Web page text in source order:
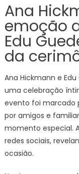
Ana
emoção
Edu
da
Ana Hickmann e
uma celebração
evento foi marcado
por amigos e
momento especial.
redes sociais,
ocasião.